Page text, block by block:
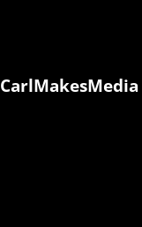
CarlMakesMedia